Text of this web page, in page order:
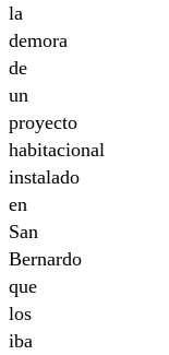
la
demora
de
un
proyecto
habitacional
instalado
en
San
Bernardo
que
los
iba